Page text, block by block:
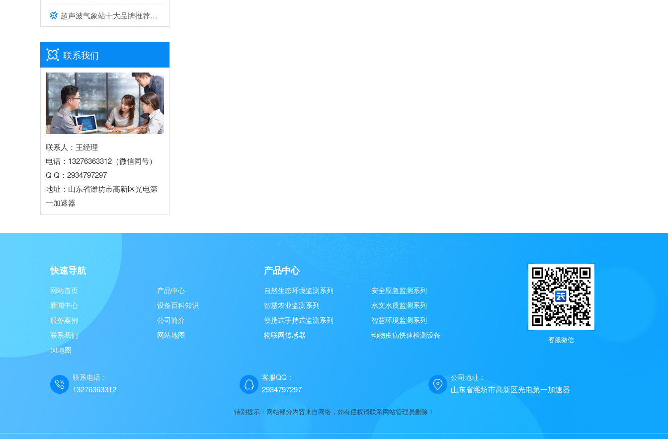
超声波气象站十大品牌推荐榜单（2026高精度气象监测TOP10）
联系我们
联系人：王经理
电话：13276363312（微信同号）
Q Q：2934797297
地址：山东省潍坊市高新区光电第
一加速器
快速导航
网站首页
产品中心
新闻中心
设备百科知识
服务案例
公司简介
联系我们
网站地图
txt地图
产品中心
自然生态环境监测系列
安全应急监测系列
智慧农业监测系列
水文水质监测系列
便携式手持式监测系列
智慧环境监测系列
物联网传感器
动物疫病快速检测设备 客服微信
联系电话：
13276363312
客服QQ：
2934797297
公司地址：
山东省潍坊市高新区光电第一加速器
特别提示：网站部分内容来自网络，如有侵权请联系网站管理员删除！